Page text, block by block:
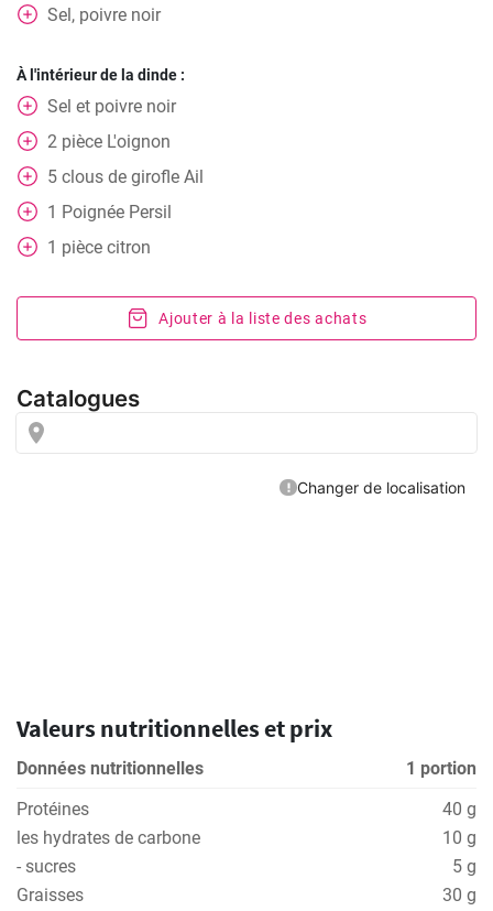
Sel, poivre noir
À l'intérieur de la dinde :
Sel et poivre noir
2 pièce L'oignon
5 clous de girofle Ail
1 Poignée Persil
1 pièce citron
Ajouter à la liste des achats
Valeurs nutritionnelles et prix
Données nutritionnelles
1 portion
Protéines
40 g
les hydrates de carbone
10 g
- sucres
5 g
Graisses
30 g